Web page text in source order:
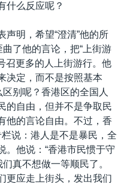
什么反应呢？
明，希望“澄清”他的所
了他的言论，把“上街游
召更多的人上街游行。他
决定，而不是按照基本
别呢？香港区的全国人
的自由，但并不是争取民
他的言论自由。不过，香
说：港人是不是暴民，全
。他说：“香港市民惯于守
真不想做一等顺民了。
更应走上街头，发出我们